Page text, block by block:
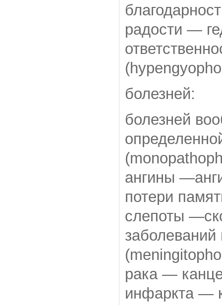
радости —
болезней:
болезней
ангины
потери
слепоты
рака —
инфаркта —